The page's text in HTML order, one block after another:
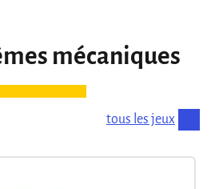
mécaniques
tous les jeux